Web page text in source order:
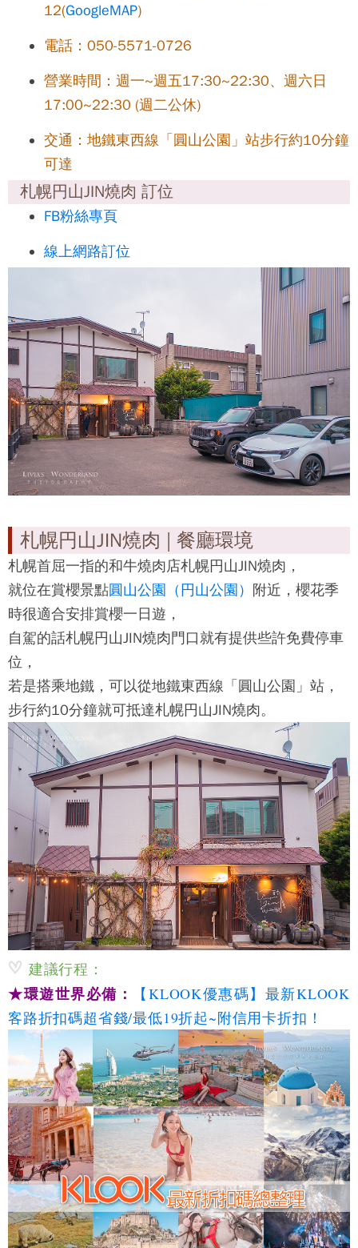
12(GoogleMAP)
電話：050-5571-0726
營業時間：週一~週五17:30~22:30、週六日
17:00~22:30 (週二公休)
交通：地鐵東西線「圓山公園」站步行約10分鐘
可達
札幌円山JIN燒肉 訂位
FB粉絲專頁
線上網路訂位
札幌円山JIN燒肉 | 餐廳環境
札幌首屈一指的和牛燒肉店札幌円山JIN燒肉 ，
就位在賞櫻景點圓山公園（円山公園） 附近，櫻花季
時很適合安排賞櫻一日遊，
自駕的話札幌円山JIN燒肉門口就有提供些許免費停車
位，
若是搭乘地鐵，可以從地鐵東西線「圓山公園」站，
步行約10分鐘就可抵達札幌円山JIN燒肉。
建議行程：
★環遊世界必備：
【KLOOK優惠碼】最新KLOOK
客路折扣碼超省錢/最低19折起~附信用卡折扣！